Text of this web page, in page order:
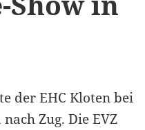
der EHC Kloten bei
Zug. Die EVZ